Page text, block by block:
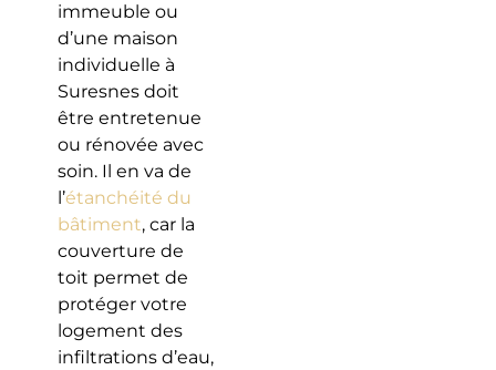
immeuble ou
d’une maison
individuelle à
Suresnes doit
être entretenue
ou rénovée avec
soin. Il en va de
l’étanchéité du
bâtiment, car la
couverture de
toit permet de
protéger votre
logement des
infiltrations d’eau,